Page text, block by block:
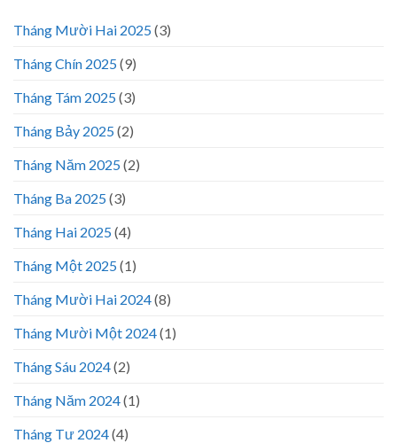
Tháng Mười Hai 2025(3)
Tháng Chín 2025(9)
Tháng Tám 2025(3)
Tháng Bảy 2025(2)
Tháng Năm 2025(2)
Tháng Ba 2025(3)
Tháng Hai 2025(4)
Tháng Một 2025(1)
Tháng Mười Hai 2024(8)
Tháng Mười Một 2024(1)
Tháng Sáu 2024(2)
Tháng Năm 2024(1)
Tháng Tư 2024(4)